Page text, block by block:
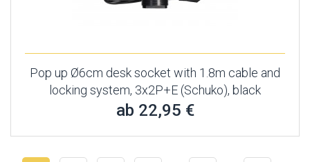
Pop up Ø6cm desk socket with 1.8m cable and
locking system, 3x2P+E (Schuko), black
ab 22,95 €